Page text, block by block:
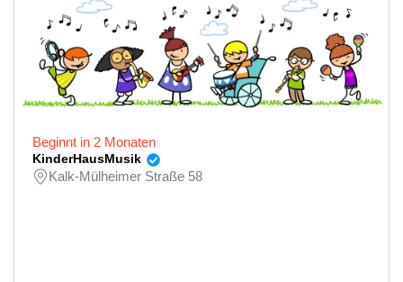
Beginnt in 2 Monaten
KinderHausMusik
Kalk-Mülheimer Straße 58